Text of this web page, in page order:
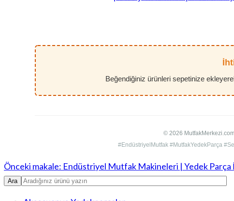
Beğendiğiniz ürünleri sepetinize
© 2026
#EndüstriyelMutfak #MutfakYedekParça
Önceki makale: Endüstriyel Mutfak Makineleri | Yedek Parça